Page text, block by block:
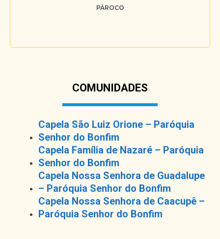
PÁROCO
COMUNIDADES
Capela São Luiz Orione – Paróquia
Senhor do Bonfim
Capela Família de Nazaré – Paróquia
Senhor do Bonfim
Capela Nossa Senhora de Guadalupe
– Paróquia Senhor do Bonfim
Capela Nossa Senhora de Caacupê –
Paróquia Senhor do Bonfim